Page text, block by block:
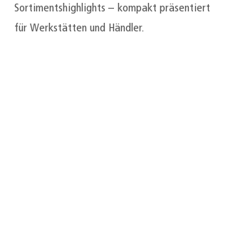
Sortimentshighlights – kompakt präsentiert
für Werkstätten und Händler.